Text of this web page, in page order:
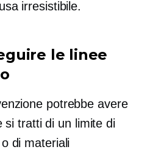
irresistibile.
le linee
potrebbe avere
si tratti di un limite di
di materiali